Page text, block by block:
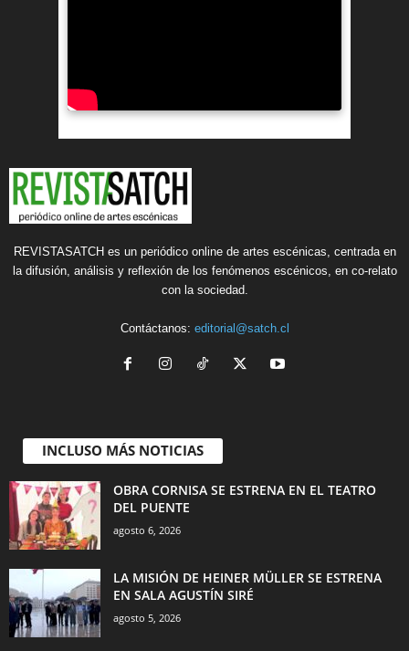
REVISTASATCH es un periódico online de artes escénicas, centrada en
la difusión, análisis y reflexión de los fenómenos escénicos, en co-relato
con la sociedad.
Contáctanos: editorial@satch.cl
INCLUSO MÁS NOTICIAS
OBRA CORNISA SE ESTRENA EN EL TEATRO
DEL PUENTE
agosto 6, 2026
LA MISIÓN DE HEINER MÜLLER SE ESTRENA
EN SALA AGUSTÍN SIRÉ
agosto 5, 2026